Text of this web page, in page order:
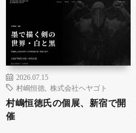
2026.07.15
村嶋恒徳
株式会社ヘヤゴト
村嶋恒徳氏の個展、新宿で開
催